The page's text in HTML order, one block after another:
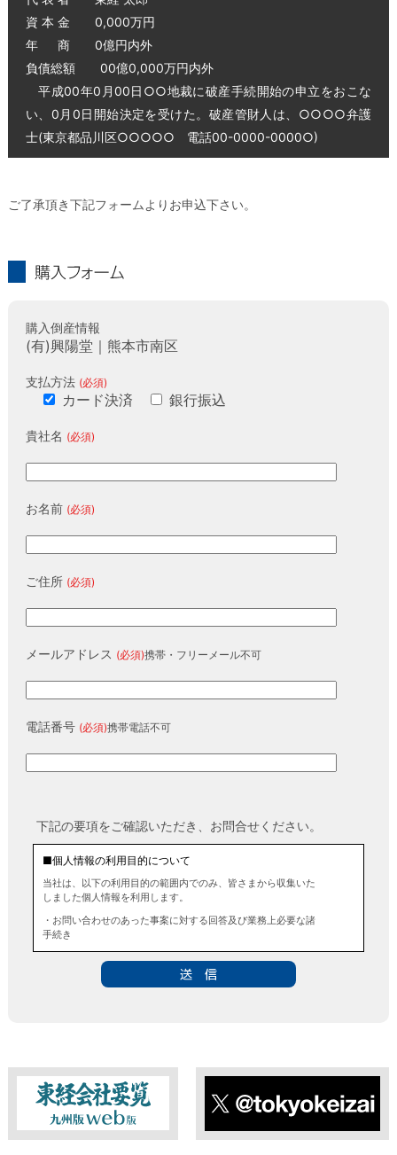
資 本 金 0,000万円
年 商 0億円内外
負債総額 00億0,000万円内外
平成00年0月00日○○地裁に破産手続開始の申立をおこな
い、0月0日開始決定を受けた。破産管財人は、○○○○弁護
士(東京都品川区○○○○○ 電話00-0000-0000○)
ご了承頂き下記フォームよりお申込下さい。
購入倒産情報
(有)興陽堂｜熊本市南区
支払方法 (必須)
カード決済 銀行振込
貴社名 (必須)
お名前 (必須)
ご住所 (必須)
メールアドレス (必須)携帯・フリーメール不可
電話番号 (必須)携帯電話不可
下記の要項をご確認いただき、お問合せください。
■個人情報の利用目的について
当社は、以下の利用目的の範囲内でのみ、皆さまから収集いた
しました個人情報を利用します。
・お問い合わせのあった事案に対する回答及び業務上必要な諸
手続き
■個人情報の第三者提供について
■ 個人情報提供の任意性及び留意点
個人情報のご提供は任意ですが、必要な個人情報をご提供いた
だけなかった場合は、上記利用目的を達成できない場合があり
ますのでご了承ください。
東経会社要覧web版 X